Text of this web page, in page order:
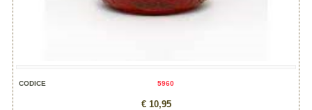
CODICE 5960
€ 10,95